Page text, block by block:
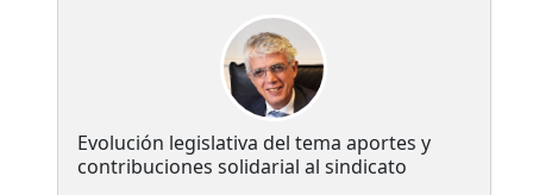
Evolución legislativa del tema aportes y
contribuciones solidarial al sindicato